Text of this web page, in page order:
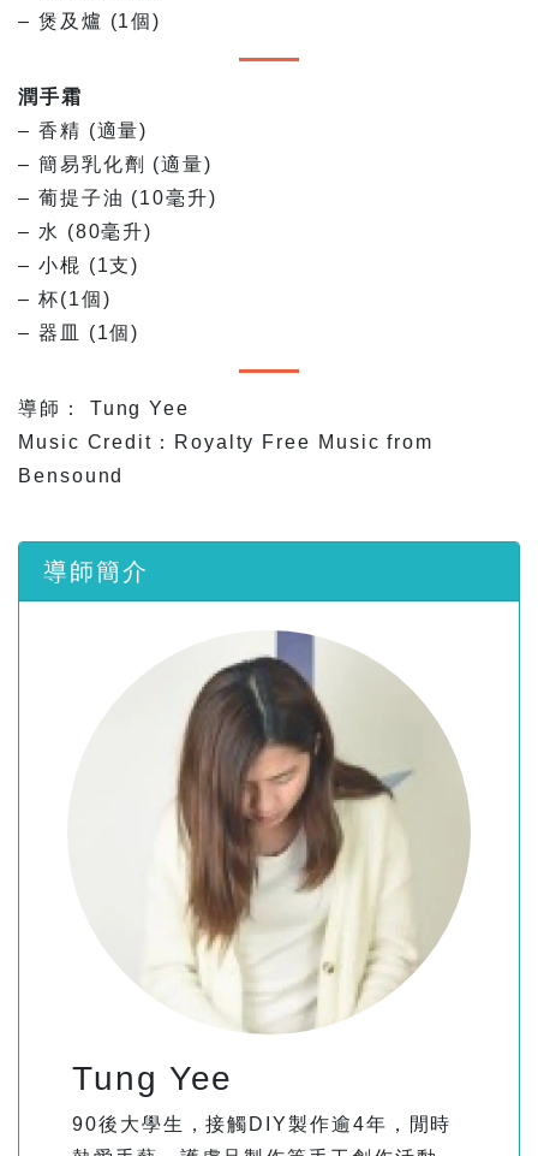
– 煲及爐 (1個)
潤手霜
– 香精 (適量)
– 簡易乳化劑 (適量)
– 葡提子油 (10毫升)
– 水 (80毫升)
– 小棍 (1支)
– 杯(1個)
– 器皿 (1個)
導師： Tung Yee
Music Credit：Royalty Free Music from
Bensound
導師簡介
Tung Yee
90後大學生，接觸DIY製作逾4年，閒時